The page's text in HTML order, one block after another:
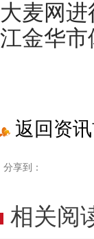
大麦网进
江金华
返回资
分享到：
相关阅